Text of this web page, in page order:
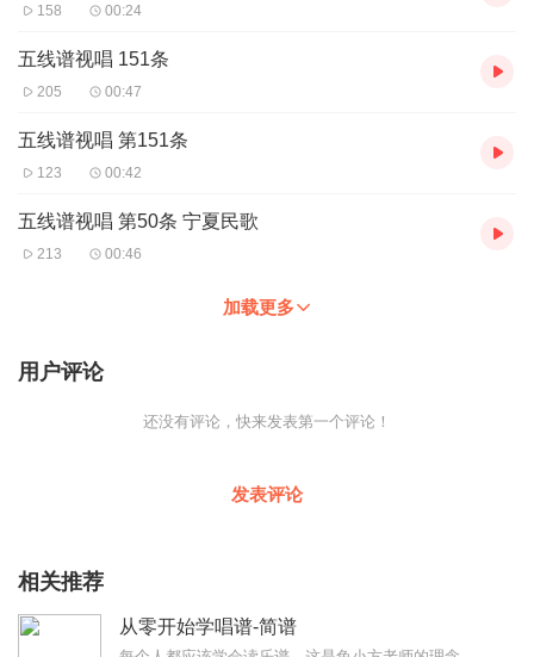
158 00:24
五线谱视唱 151条
205 00:47
五线谱视唱 第151条
123 00:42
五线谱视唱 第50条 宁夏民歌
213 00:46
加载更多
用户评论
还没有评论，快来发表第一个评论！
发表评论
相关推荐
从零开始学唱谱-简谱